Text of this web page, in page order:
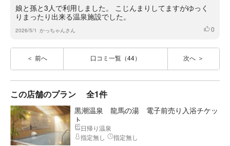
娘と孫と3人で利用しました。 こじんまりしてますがゆっく
りまったり出来る温泉施設でした。
2026/5/1 かっちゃんさん いいね
0
前へ 口コミ一覧（44） 次へ
この店舗のプラン 全1件
黒潮温泉 龍馬の湯 電子前売り入浴チケッ
ト
日帰り温泉
指定無し
指定無し